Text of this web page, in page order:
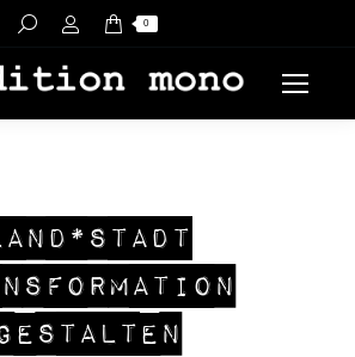
Search: 0